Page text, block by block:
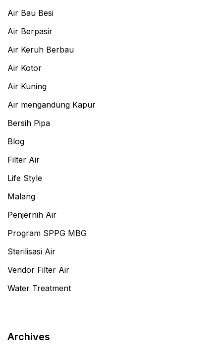
Air Bau Besi
Air Berpasir
Air Keruh Berbau
Air Kotor
Air Kuning
Air mengandung Kapur
Bersih Pipa
Blog
Filter Air
Life Style
Malang
Penjernih Air
Program SPPG MBG
Sterilisasi Air
Vendor Filter Air
Water Treatment
Archives